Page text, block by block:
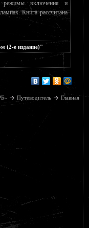
режимы включения и
Книга рассчитана
(2-е издание)"
Путеводитель Главная